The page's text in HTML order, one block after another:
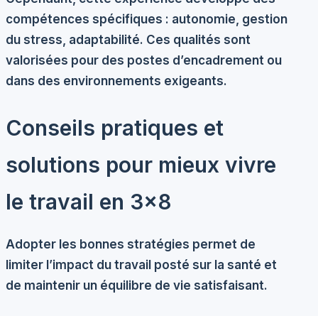
compétences spécifiques : autonomie, gestion
du stress, adaptabilité. Ces qualités sont
valorisées pour des postes d’encadrement ou
dans des environnements exigeants.
Conseils pratiques et
solutions pour mieux vivre
le travail en 3×8
Adopter les bonnes stratégies permet de
limiter l’impact du travail posté sur la santé et
de maintenir un équilibre de vie satisfaisant.